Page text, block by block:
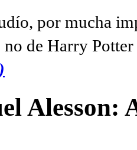
por mucha
de Harry
Alesson: